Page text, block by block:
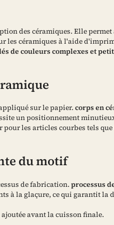
des céramiques. Elle permet
les céramiques à l'aide
de couleurs complexes et
sur le papier. corps en
un positionnement
les articles courbes tels que
du motif
de fabrication. processus
à la glaçure, ce qui garantit la
avant la cuisson finale.